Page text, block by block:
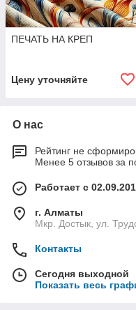
ПЕЧАТЬ НА КРЕП
Цену уточняйте
О нас
Рейтинг не
Менее 5 отзывов за
Работает с
г. Алматы
Мкр. Достык, ул.
Контакты
Сегодня выходной
Показать весь